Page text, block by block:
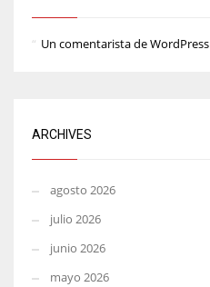
Un comentarista de WordPress
ARCHIVES
agosto 2026
julio 2026
junio 2026
mayo 2026